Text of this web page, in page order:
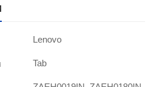
Lenovo
Tab